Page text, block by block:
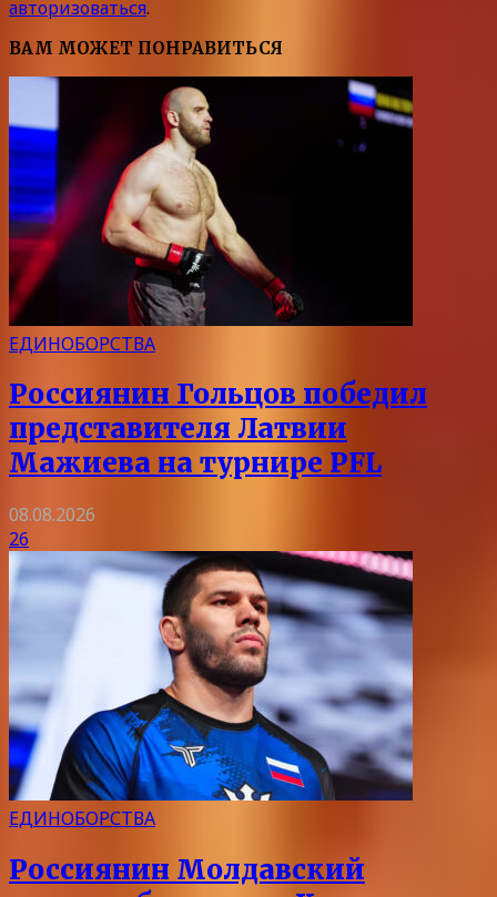
авторизоваться.
ВАМ МОЖЕТ ПОНРАВИТЬСЯ
ЕДИНОБОРСТВА
Россиянин Гольцов победил
представителя Латвии
Мажиева на турнире PFL
08.08.2026
26
ЕДИНОБОРСТВА
Россиянин Молдавский